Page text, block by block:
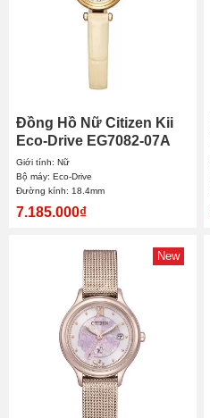
Đồng Hồ Nữ Citizen Kii
Eco-Drive EG7082-07A
18.4mm
Giới tính: Nữ
Bộ máy: Eco-Drive
Đường kính: 18.4mm
7.185.000₫
New